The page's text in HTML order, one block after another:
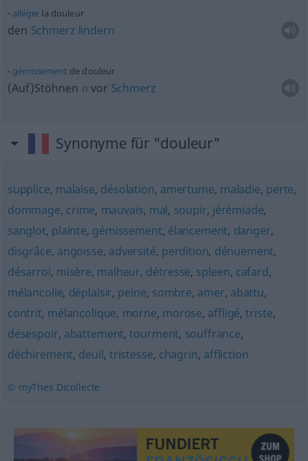
alléger la douleur
den Schmerz lindern
gémissement de douleur
(Auf)Stöhnen n vor Schmerz
Synonyme für "douleur"
supplice, malaise, désolation, amertume, maladie, perte,
dommage, crime, mauvais, mal, soupir, jérémiade,
sanglot, plainte, gémissement, élancement, danger,
disgrâce, angoisse, adversité, perdition, dénuement,
désarroi, misère, malheur, détresse, spleen, cafard,
mélancolie, déplaisir, peine, sombre, amer, abattu,
contrit, mélancolique, morne, morose, affligé,triste,
désespoir, abattement,tourment, souffrance,
déchirement, deuil, tristesse, chagrin, affliction
© myThes Dicollecte